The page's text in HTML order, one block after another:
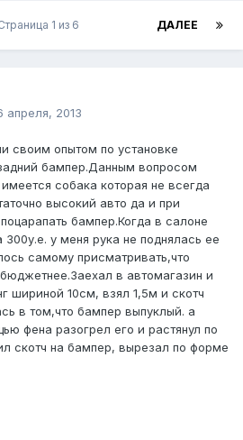
ДАЛЕЕ
1 из 6
апреля, 2013
своим опытом по установке
бампер.Данным вопросом
собака которая не всегда
высокий авто да и при
бампер.Когда в салоне
у меня рука не поднялась ее
самому присматривать,что
в автомагазин и
шириной 10см, взял 1,5м и скотч
в том,что бампер выпуклый. а
фена разогрел его и растянул по
скотч на бампер, вырезал по форме